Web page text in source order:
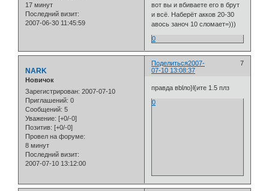
17 минут
Последний визит:
2007-06-30 11:45:59
вот вы и вбиваете его в брут
и всё. Наберёт акков 20-30
авось заноч 10 сломает=)))
0
Поделиться 7
2007-
07-10 13:08:37
NARK
Новичок
Зарегистрирован: 2007-07-10
Приглашений: 0
Сообщений: 5
Уважение: [+0/-0]
Позитив: [+0/-0]
Провел на форуме:
8 минут
Последний визит:
2007-07-10 13:12:00
правда вblло}l{ите 1.5 плз
0